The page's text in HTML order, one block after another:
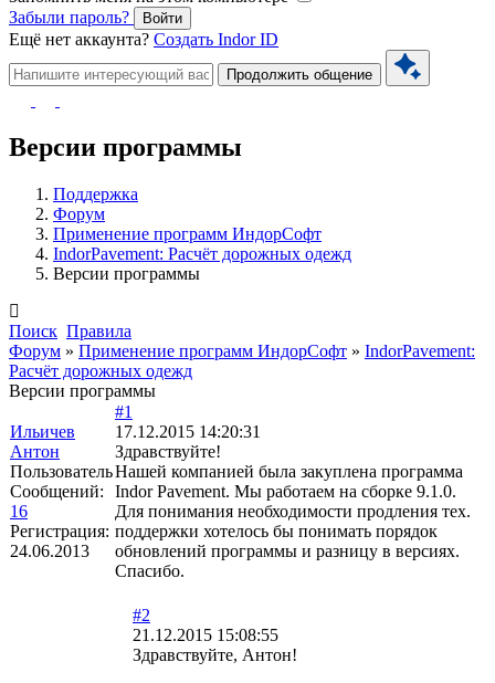
Забыли пароль?
Войти
Ещё нет аккаунта? Создать Indor ID
Продолжить общение
Версии программы
Поддержка
Форум
Применение программ ИндорСофт
IndorPavement: Расчёт дорожных одежд
Версии программы
Поиск Правила
Форум » Применение программ ИндорСофт » IndorPavement:
Расчёт дорожных одежд
Версии программы
Ильичев
Антон
Пользователь
Сообщений:
16
Регистрация:
24.06.2013
#1
17.12.2015 14:20:31
Здравствуйте!
Нашей компанией была закуплена программа
Indor Pavement. Мы работаем на сборке 9.1.0.
Для понимания необходимости продления тех.
поддержки хотелось бы понимать порядок
обновлений программы и разницу в версиях.
Спасибо.
#2
21.12.2015 15:08:55
Здравствуйте, Антон!